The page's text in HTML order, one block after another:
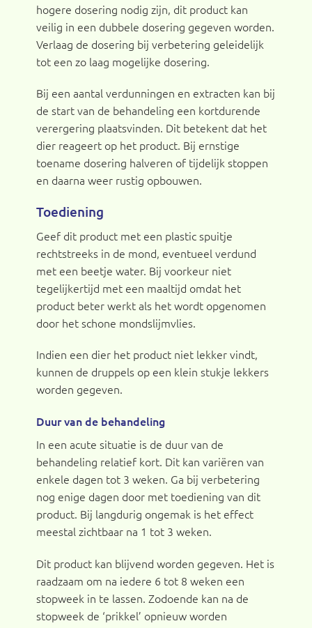
hogere dosering nodig zijn, dit product kan
veilig in een dubbele dosering gegeven worden.
Verlaag de dosering bij verbetering geleidelijk
tot een zo laag mogelijke dosering.
Bij een aantal verdunningen en extracten kan bij
de start van de behandeling een kortdurende
verergering plaatsvinden. Dit betekent dat het
dier reageert op het product. Bij ernstige
toename dosering halveren of tijdelijk stoppen
en daarna weer rustig opbouwen.
Toediening
Geef dit product met een plastic spuitje
rechtstreeks in de mond, eventueel verdund
met een beetje water. Bij voorkeur niet
tegelijkertijd met een maaltijd omdat het
product beter werkt als het wordt opgenomen
door het schone mondslijmvlies.
Indien een dier het product niet lekker vindt,
kunnen de druppels op een klein stukje lekkers
worden gegeven.
Duur van de behandeling
In een acute situatie is de duur van de
behandeling relatief kort. Dit kan variëren van
enkele dagen tot 3 weken. Ga bij verbetering
nog enige dagen door met toediening van dit
product. Bij langdurig ongemak is het effect
meestal zichtbaar na 1 tot 3 weken.
Dit product kan blijvend worden gegeven. Het is
raadzaam om na iedere 6 tot 8 weken een
stopweek in te lassen. Zodoende kan na de
stopweek de ‘prikkel’ opnieuw worden